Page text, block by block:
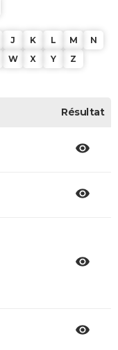
J K L M
N
W X Y Z
Résultat